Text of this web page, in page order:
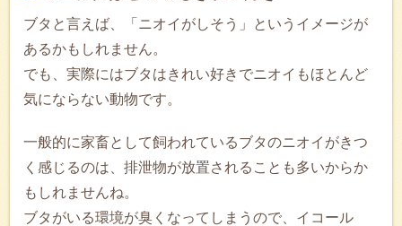
ブタと言えば、「ニオイがしそう」というイメージが
あるかもしれません。
でも、実際にはブタはきれい好きでニオイもほとんど
気にならない動物です。
一般的に家畜として飼われているブタのニオイがきつ
く感じるのは、排泄物が放置されることも多いからか
もしれませんね。
ブタがいる環境が臭くなってしまうので、イコール